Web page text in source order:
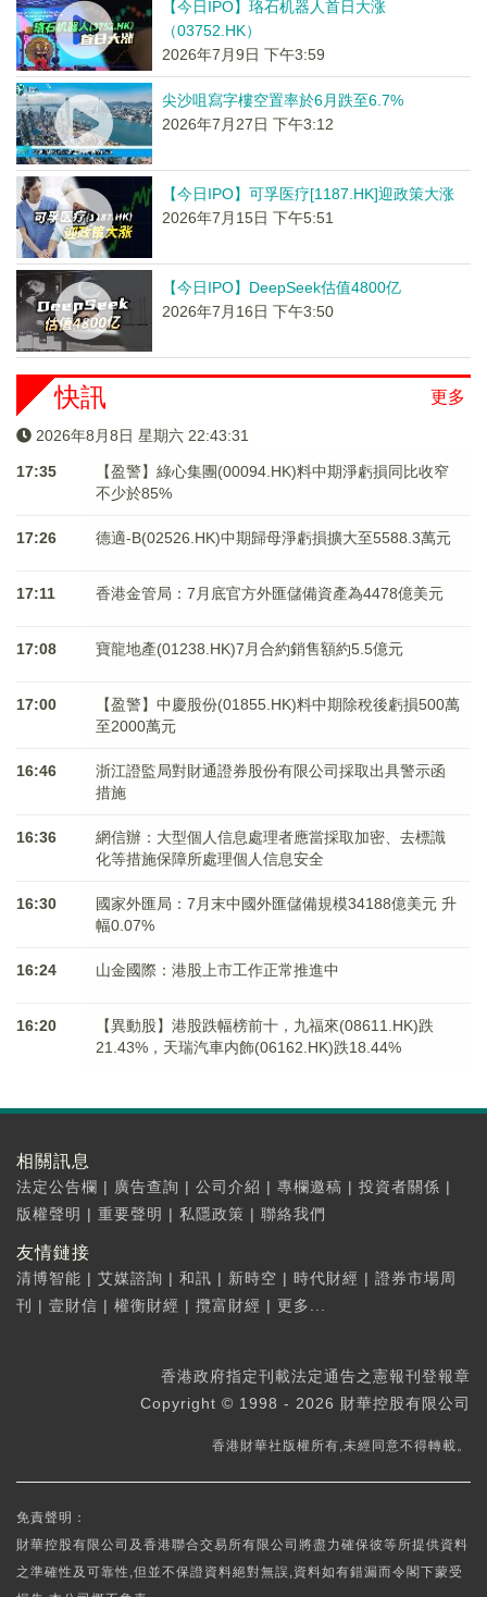
【今日IPO】珞石机器人首日大涨
（03752.HK）
2026年7月9日 下午3:59
尖沙咀寫字樓空置率於6月跌至6.7%
2026年7月27日 下午3:12
【今日IPO】可孚医疗[1187.HK]迎政策大涨
2026年7月15日 下午5:51
【今日IPO】DeepSeek估值4800亿
2026年7月16日 下午3:50
更多
快訊
2026年8月8日 星期六 22:43:31
17:35
【盈警】綠心集團(00094.HK)料中期淨虧損同比收窄
不少於85%
17:26 德適-B(02526.HK)中期歸母淨虧損擴大至5588.3萬元
17:11 香港金管局：7月底官方外匯儲備資產為4478億美元
17:08 寶龍地產(01238.HK)7月合約銷售額約5.5億元
17:00
【盈警】中慶股份(01855.HK)料中期除稅後虧損500萬
至2000萬元
16:46
浙江證監局對財通證券股份有限公司採取出具警示函
措施
16:36
網信辦：大型個人信息處理者應當採取加密、去標識
化等措施保障所處理個人信息安全
16:30
國家外匯局：7月末中國外匯儲備規模34188億美元 升
幅0.07%
16:24 山金國際：港股上市工作正常推進中
16:20
【異動股】港股跌幅榜前十，九福來(08611.HK)跌
21.43%，天瑞汽車内飾(06162.HK)跌18.44%
相關訊息
法定公告欄 | 廣告查詢 | 公司介紹 | 專欄邀稿 | 投資者關係 |
版權聲明 | 重要聲明 | 私隱政策 | 聯絡我們
友情鏈接
清博智能 | 艾媒諮詢 | 和訊 | 新時空 | 時代財經 | 證券市場周
刊
| 壹財信 | 權衡財經 | 攬富財經 | 更多...
香港政府指定刊載法定通告之憲報刊登報章
Copyright © 1998 - 2026 財華控股有限公司
香港財華社版權所有,未經同意不得轉載。
免責聲明：
財華控股有限公司及香港聯合交易所有限公司將盡力確保彼等所提供資料
之準確性及可靠性,但並不保證資料絕對無誤,資料如有錯漏而令閣下蒙受